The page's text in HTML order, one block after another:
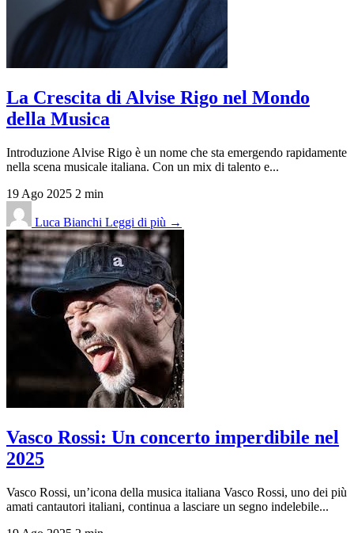
La Crescita di Alvise Rigo nel Mondo
della Musica
Introduzione Alvise Rigo è un nome che sta emergendo rapidamente
nella scena musicale italiana. Con un mix di talento e...
19 Ago 2025 2 min
Luca Bianchi Leggi di più →
Vasco Rossi: Un concerto imperdibile nel
2025
Vasco Rossi, un’icona della musica italiana Vasco Rossi, uno dei più
amati cantautori italiani, continua a lasciare un segno indelebile...